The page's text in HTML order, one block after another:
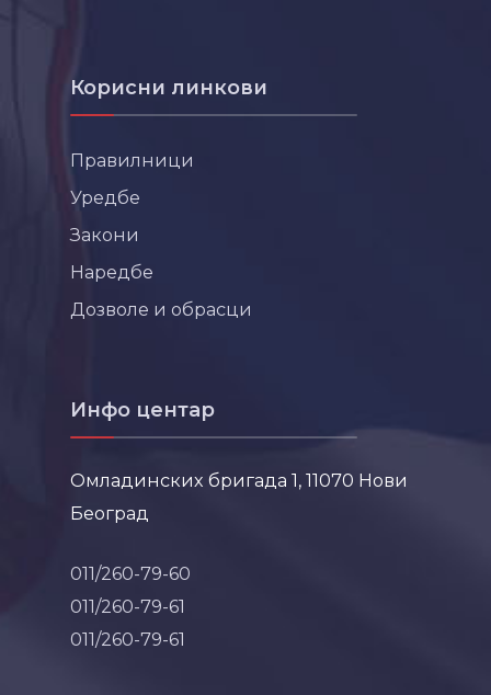
Корисни линкови
Правилници
Уредбе
Закони
Наредбе
Дозволе и обрасци
Инфо центар
Омладинских бригада 1, 11070 Нови
Београд
011/260-79-60
011/260-79-61
011/260-79-61